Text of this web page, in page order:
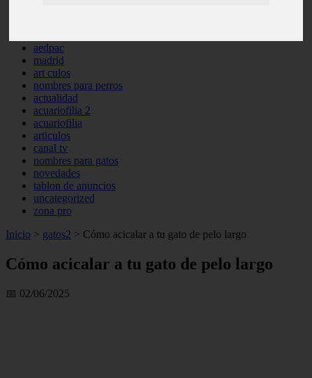
aedpac
madrid
art culos
nombres para perros
actualidad
acuariofilia 2
acuariofilia
articulos
canal tv
nombres para gatos
novedades
tablon de anuncios
uncategorized
zona pro
Inicio > gatos2 > Cómo acicalar a tu gato de pelo largo
Cómo acicalar a tu gato de pelo largo
📅 02/06/2025